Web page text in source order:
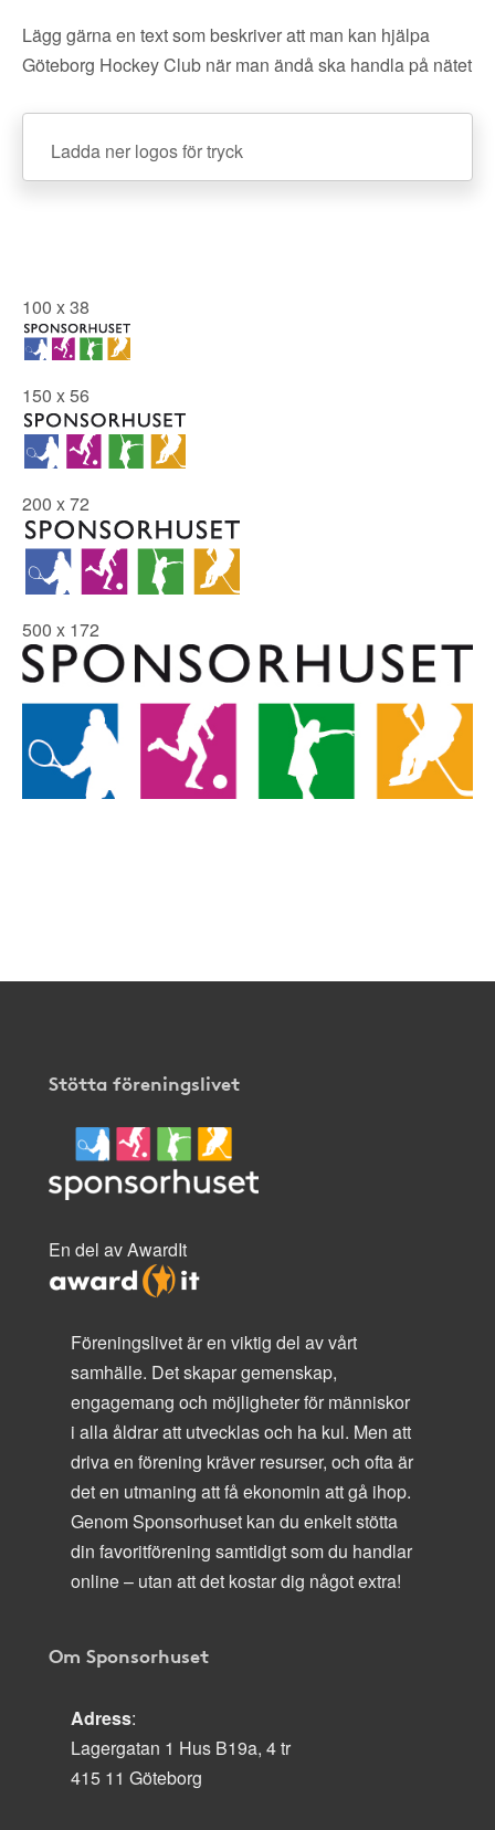
Lägg gärna en text som beskriver att man kan hjälpa
Göteborg Hockey Club när man ändå ska handla på nätet
Ladda ner logos för tryck
100 x 38
150 x 56
200 x 72
500 x 172
Stötta föreningslivet
En del av AwardIt
Föreningslivet är en viktig del av vårt
samhälle. Det skapar gemenskap,
engagemang och möjligheter för människor
i alla åldrar att utvecklas och ha kul. Men att
driva en förening kräver resurser, och ofta är
det en utmaning att få ekonomin att gå ihop.
Genom Sponsorhuset kan du enkelt stötta
din favoritförening samtidigt som du handlar
online – utan att det kostar dig något extra!
Om Sponsorhuset
Adress:
Lagergatan 1 Hus B19a, 4 tr
415 11 Göteborg